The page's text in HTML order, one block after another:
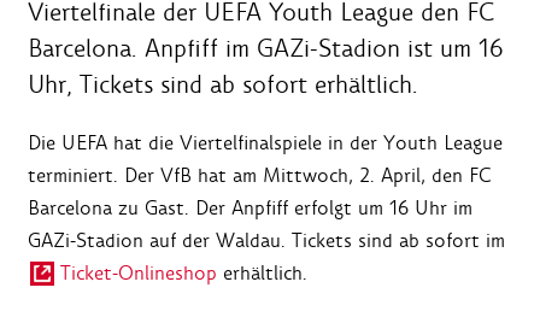
Viertelfinale der UEFA Youth League den FC
Barcelona. Anpfiff im GAZi-Stadion ist um 16
Uhr, Tickets sind ab sofort erhältlich.
Die UEFA hat die Viertelfinalspiele in der Youth League
terminiert. Der VfB hat am Mittwoch, 2. April, den FC
Barcelona zu Gast. Der Anpfiff erfolgt um 16 Uhr im
GAZi-Stadion auf der Waldau. Tickets sind ab sofort im
Ticket-Onlineshop erhältlich.